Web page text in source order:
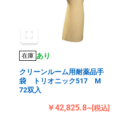
在庫 あり
クリーンルーム用耐薬品手
袋 トリオニック517 M
72双入
￥42,825.8~[税込]